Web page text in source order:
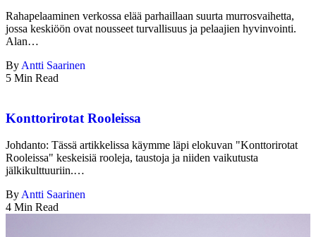
Rahapelaaminen verkossa elää parhaillaan suurta murrosvaihetta,
jossa keskiöön ovat nousseet turvallisuus ja pelaajien hyvinvointi.
Alan…
By Antti Saarinen
5 Min Read
Konttorirotat Rooleissa
Johdanto: Tässä artikkelissa käymme läpi elokuvan "Konttorirotat
Rooleissa" keskeisiä rooleja, taustoja ja niiden vaikutusta
jälkikulttuuriin.…
ByAntti Saarinen
4 Min Read